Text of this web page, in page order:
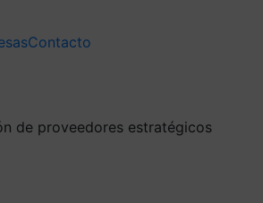
Contacto
de proveedores estratégicos